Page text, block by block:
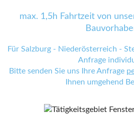
max. 1,5h Fahrtzeit von
Für Salzburg - Niederösterreich -
Anfrage
Bitte senden Sie uns Ihre Anfrage
Ihnen umgehend